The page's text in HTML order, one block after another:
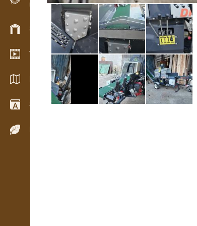
Evidence dřeva v terénu
Skladové hospodářství
Video showroom
Katalogy / Brožury
Slovník
Dřeviny